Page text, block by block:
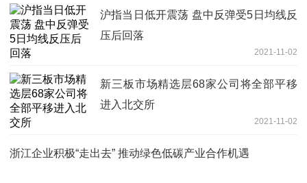
沪指当日低开震荡 盘中反弹受5日均线反
压后回落
2021-11-02
新三板市场精选层68家公司将全部平移
进入北交所
2021-11-02
浙江企业积极“走出去” 推动绿色低碳产业合作机遇